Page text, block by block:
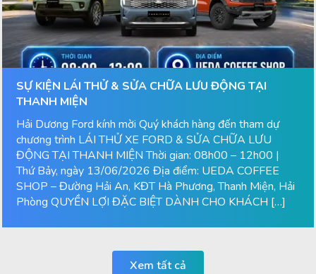
SỰ KIỆN LÁI THỬ & SỬA CHỮA LƯU ĐỘNG TẠI
THANH MIỆN
Hải Dương Ford kính mời Quý khách hàng đến tham dự
chương trình LÁI THỬ XE FORD & SỬA CHỮA LƯU
ĐỘNG TẠI THANH MIỆN Thời gian: 08h00 – 12h00 |
Thứ Bảy, ngày 13/06/2026 Địa điểm: UEDA COFFEE
SHOP – Đường Hải An, KĐT Hà Phương, Thanh Miện, Hải
Phòng QUYỀN LỢI ĐẶC BIỆT DÀNH CHO KHÁCH […]
Xem tất cả